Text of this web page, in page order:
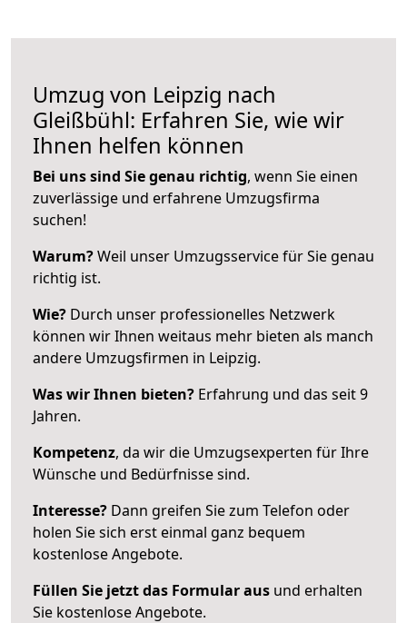
Umzug von Leipzig nach
Gleißbühl: Erfahren Sie, wie wir
Ihnen helfen können
Bei uns sind Sie genau richtig, wenn Sie einen
zuverlässige und erfahrene Umzugsfirma
suchen!
Warum?Weil unser Umzugsservice für Sie genau
richtig ist.
Wie? Durch unser professionelles Netzwerk
können wir Ihnen weitaus mehr bieten als manch
andere Umzugsfirmen in Leipzig.
Was wir Ihnen bieten? Erfahrung und das seit 9
Jahren.
Kompetenz, da wir die Umzugsexperten für Ihre
Wünsche und Bedürfnisse sind.
Interesse? Dann greifen Sie zum Telefon oder
holen Sie sich erst einmal ganz bequem
kostenlose Angebote.
Füllen Sie jetzt das Formular aus und erhalten
Sie kostenlose Angebote.